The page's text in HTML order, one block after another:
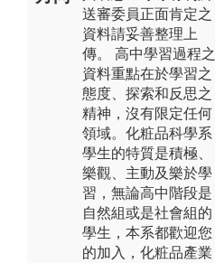
送審委員正面肯定之
資料請妥善整理上
傳。 高中學習過程之
資料重點在於學習之
態度、探索和反思之
精神，沒有限定任何
領域。化粧品科學系
學生的特質是積極、
樂觀、主動及樂於學
習，無論高中階段是
自然組或是社會組的
學生，本系都歡迎您
的加入，化粧品產業